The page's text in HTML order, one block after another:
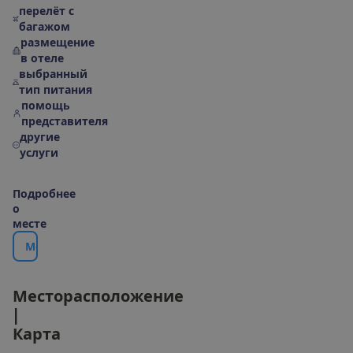
перелёт с
багажом
размещение
в отеле
выбранный
тип питания
помощь
представителя
другие
услуги
Подробнее
о
месте
Ме
Месторасположение
Карта